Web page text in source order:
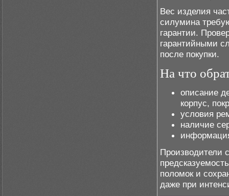
Вес изделия
силумина
гарантии.
гарантийными
после покупки.
На что
описание
корпус,
условия
наличие
Производители
поломок и
даже при